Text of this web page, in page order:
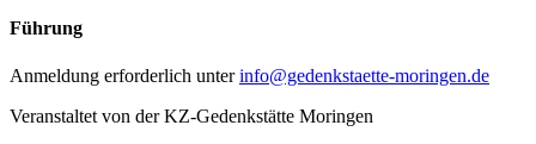
Führung
Anmeldung erforderlich unterinfo@gedenkstaette-moringen.de
Veranstaltet von der KZ-Gedenk­­stätte Moringen